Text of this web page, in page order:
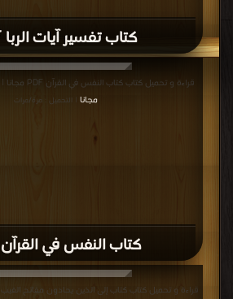
كتاب تفسير آيات الربا PDF
كتاب النفس في القرآن PDF
قراءة و تحميل كتاب كتاب النفس في القرآن PDF مجانا | مكتبة >
مجانا | التحميل : مرة/مرات